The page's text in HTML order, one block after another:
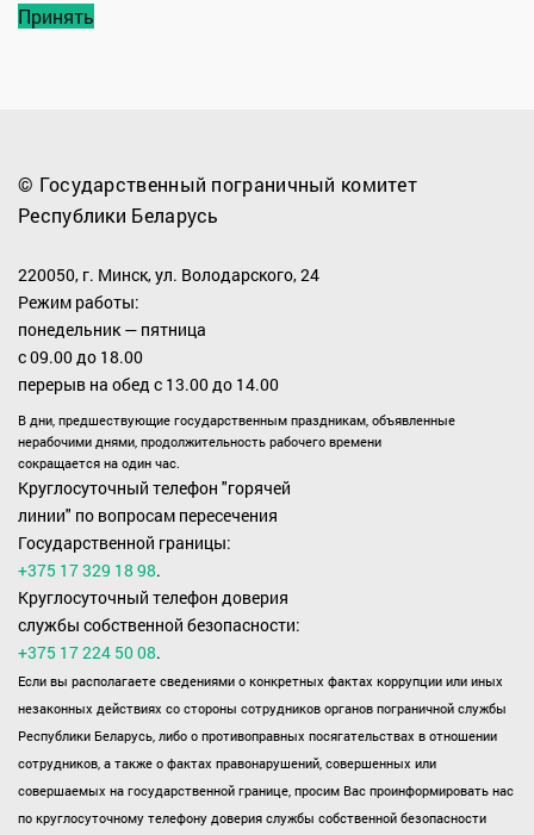
Принять
© Государственный пограничный комитет
Республики Беларусь
220050, г. Минск, ул. Володарского, 24
Режим работы:
понедельник — пятница
с 09.00 до 18.00
перерыв на обед с 13.00 до 14.00
В дни, предшествующие государственным праздникам, объявленные
нерабочими днями, продолжительность рабочего времени
сокращается на один час.
Круглосуточный телефон "горячей
линии" по вопросам пересечения
Государственной границы:
+375 17 329 18 98.
Круглосуточный телефон доверия
службы собственной безопасности:
+375 17 224 50 08.
Если вы располагаете сведениями о конкретных фактах коррупции или иных
незаконных действиях со стороны сотрудников органов пограничной службы
Республики Беларусь, либо о противоправных посягательствах в отношении
сотрудников, а также о фактах правонарушений, совершенных или
совершаемых на государственной границе, просим Вас проинформировать нас
по круглосуточному телефону доверия службы собственной безопасности